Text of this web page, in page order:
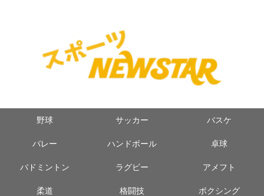
野球 サッカー バスケ
バレー ハンドボール 卓球
バドミントン ラグビー アメフト
柔道 格闘技 ボクシング